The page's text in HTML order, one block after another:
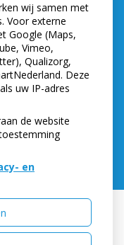
Beheer
wij samen met
Voor externe
Google (Maps,
Vimeo,
Qualizorg,
Deze
uw IP-adres
de website
en